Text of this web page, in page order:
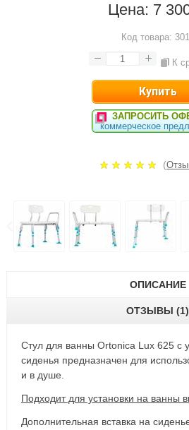
Цена: 7
Код товара:
К
ЗАПРОСИТЬ
коммерческое
(
ОПИСАНИЕ
ОТЗЫВЫ (1)
Стул для ванны Ortonica Lux 625 с
сиденья предназначен для
и в душе.
Подходит для установки на ванны
Дополнительная вставка на